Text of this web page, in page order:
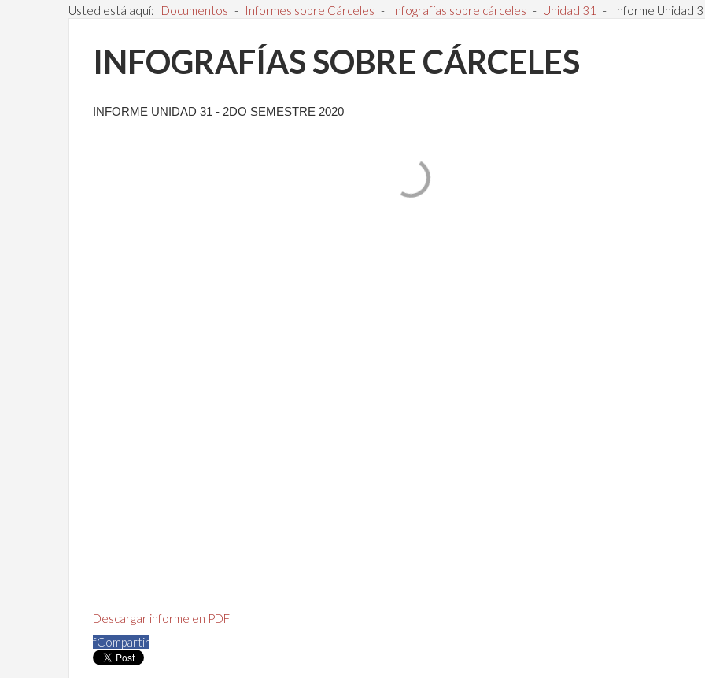
Usted está aquí: Documentos - Informes sobre Cárceles - Infografías sobre cárceles - Unidad 31 - Informe Unidad
INFOGRAFÍAS SOBRE CÁRCELES
INFORME UNIDAD 31 - 2DO SEMESTRE 2020
Descargar informe en PDF
fCompartir